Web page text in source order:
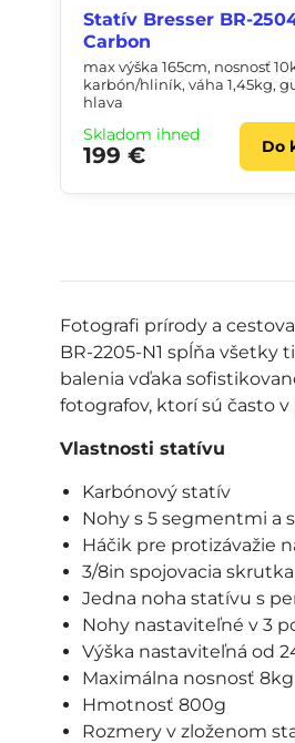
Fotografi prírody a
BR-2205-N1 spĺňa všetky
balenia vďaka
fotografov, ktorí sú často
Vlastnosti statívu
Karbónový statív
Nohy s 5 segmentmi a
Háčik pre protizávažie
3/8in spojovacia
Jedna noha statívu s
Nohy nastaviteľné v 3
Výška nastaviteľná od
Maximálna nosnosť 8kg
Hmotnosť 800g
Rozmery v zloženom
Statív Bresser BR-
Carbon
max výška 165cm, nosnosť
karbón/hliník, váha 1,45kg,
hlava
Skladom ihneď
199 € Do